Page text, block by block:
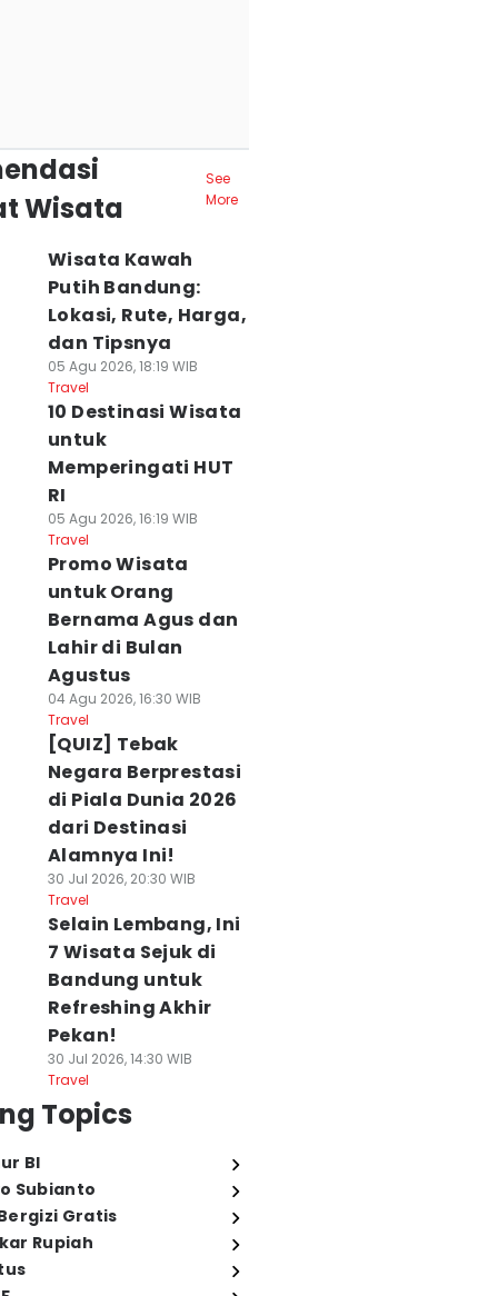
Wisata
See
More
Wisata Kawah
Putih Bandung:
Lokasi, Rute, Harga,
dan Tipsnya
05 Agu 2026, 18:19 WIB
Travel
10 Destinasi Wisata
untuk
Memperingati HUT
RI
05 Agu 2026, 16:19 WIB
Travel
Promo Wisata
untuk Orang
Bernama Agus dan
Lahir di Bulan
Agustus
04 Agu 2026, 16:30 WIB
Travel
[QUIZ] Tebak
Negara Berprestasi
di Piala Dunia 2026
dari Destinasi
Alamnya Ini!
30 Jul 2026, 20:30 WIB
Travel
Selain Lembang, Ini
7 Wisata Sejuk di
Bandung untuk
Refreshing Akhir
Pekan!
30 Jul 2026, 14:30 WIB
Travel
Topics
BI
Subianto
Gratis
Rupiah